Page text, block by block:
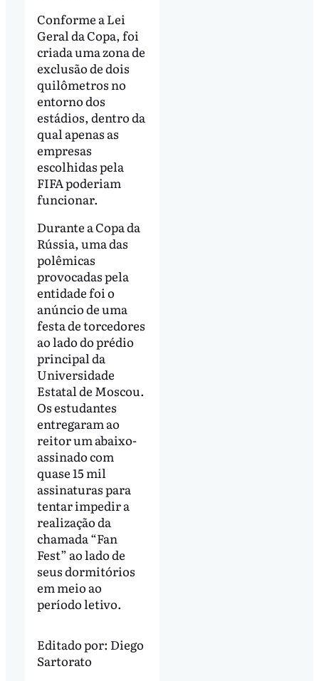
Conforme a Lei
Geral da Copa, foi
criada uma zona de
exclusão de dois
quilômetros no
entorno dos
estádios, dentro da
qual apenas as
empresas
escolhidas pela
FIFA poderiam
funcionar.
Durante a Copa da
Rússia, uma das
polêmicas
provocadas pela
entidade foi o
anúncio de uma
festa de torcedores
ao lado do prédio
principal da
Universidade
Estatal de Moscou.
Os estudantes
entregaram ao
reitor um abaixo-
assinado com
quase 15 mil
assinaturas para
tentar impedir a
realização da
chamada “Fan
Fest” ao lado de
seus dormitórios
em meio ao
período letivo.
Editado por: Diego
Sartorato